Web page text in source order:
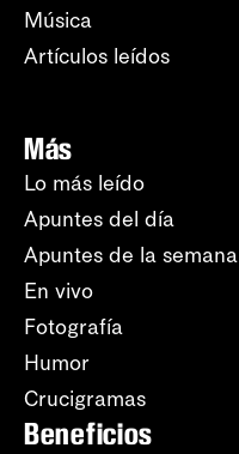
Música
Artículos leídos
Más
Lo más leído
Apuntes del día
Apuntes de la semana
En vivo
Fotografía
Humor
Crucigramas
Beneficios